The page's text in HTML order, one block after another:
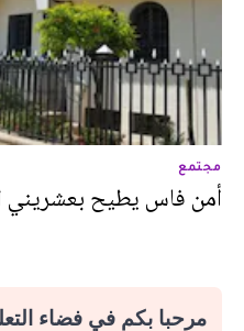
مجتمع
أمن فاس يطيح بعشريني
مرحبا بكم في فضاء